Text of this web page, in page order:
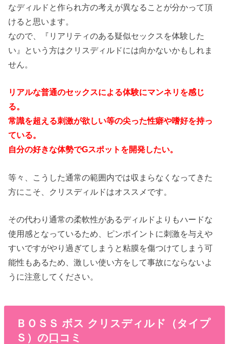
なディルドと作られ方の考えが異なることが分かって頂
けると思います。
なので、『リアリティのある疑似セックスを体験した
い』という方はクリスディルドには向かないかもしれま
せん。
リアルな普通のセックスによる体験にマンネリを感じ
る。
常識を超える刺激が欲しい等の尖った性癖や嗜好を持っ
ている。
自分の好きな体勢でGスポットを開発したい。
等々、こうした通常の範囲内では収まらなくなってきた
方にこそ、クリスディルドはオススメです。
その代わり通常の柔軟性があるディルドよりもハードな
使用感となっているため、ピンポイントに刺激を与えや
すいですがやり過ぎてしまうと粘膜を傷つけてしまう可
能性もあるため、激しい使い方をして事故にならないよ
うに注意してください。
ＢＯＳＳ ボス クリスディルド（タイプ
Ｓ）の口コミ